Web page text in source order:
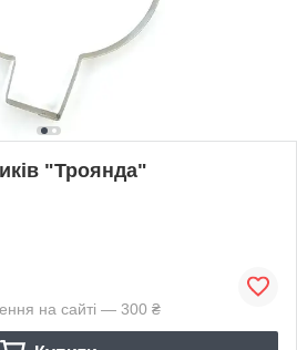
"Троянда"
на сайті — 300 ₴